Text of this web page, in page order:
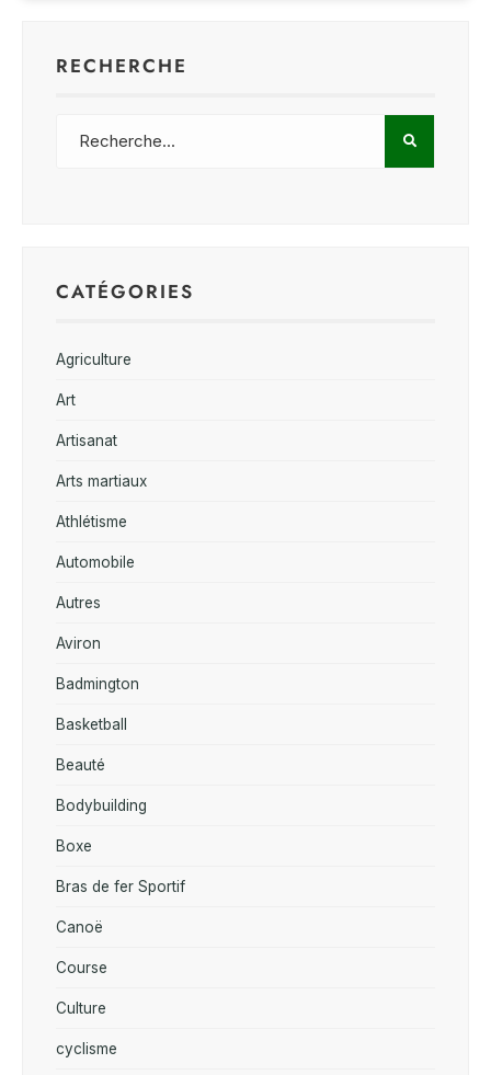
RECHERCHE
CATÉGORIES
Agriculture
Art
Artisanat
Arts martiaux
Athlétisme
Automobile
Autres
Aviron
Badmington
Basketball
Beauté
Bodybuilding
Boxe
Bras de fer Sportif
Canoë
Course
Culture
cyclisme